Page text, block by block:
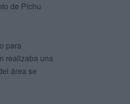
de Pichu
para
realizaba una
área se